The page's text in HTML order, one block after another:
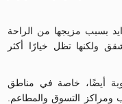
بسبب مزيجها من الراحة
ولكنها تظل خيارًا أكثر
أيضًا، خاصة في مناطق
ومراكز التسوق والمطاعم.